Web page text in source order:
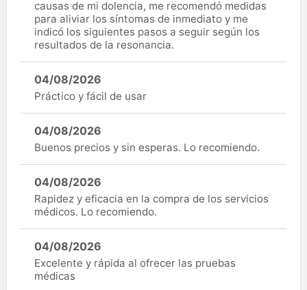
causas de mi dolencia, me recomendó medidas
para aliviar los síntomas de inmediato y me
indicó los siguientes pasos a seguir según los
resultados de la resonancia.
04/08/2026
Práctico y fácil de usar
04/08/2026
Buenos precios y sin esperas. Lo recomiendo.
04/08/2026
Rapidez y eficacia en la compra de los servicios
médicos. Lo recomiendo.
04/08/2026
Excelente y rápida al ofrecer las pruebas
médicas